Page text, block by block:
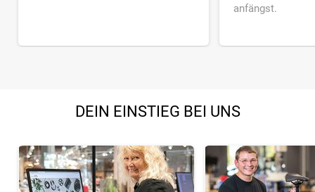
anfängst.
DEIN EINSTIEG BEI UNS